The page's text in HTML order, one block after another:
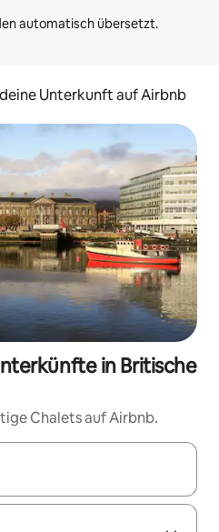
Unterkunft auf Airbnb
in Britische
Chalets auf Airbnb.
sind, navigiere mit den